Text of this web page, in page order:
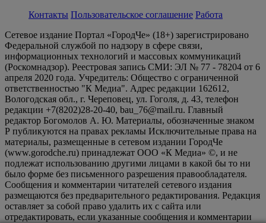
Контакты Пользовательское соглашение Работа
Сетевое издание Портал «ГородЧе» (18+) зарегистрировано
Федеральной службой по надзору в сфере связи,
информационных технологий и массовых коммуникаций
(Роскомнадзор). Реестровая запись СМИ: ЭЛ № 77 - 78204 от 6
апреля 2020 года. Учредитель: Общество с ограниченной
ответственностью "К Медиа". Адрес редакции 162612,
Вологодская обл., г. Череповец, ул. Гоголя, д. 43, телефон
редакции +7(8202)28-20-40, bau_76@mail.ru. Главный
редактор Богомолов А. Ю. Материалы, обозначенные знаком
Р публикуются на правах рекламы Исключительные права на
материалы, размещенные в сетевом издании ГородЧе
(www.gorodche.ru) принадлежат ООО «К Медиа» ©, и не
подлежат использованию другими лицами в какой бы то ни
было форме без письменного разрешения правообладателя.
Сообщения и комментарии читателей сетевого издания
размещаются без предварительного редактирования. Редакция
оставляет за собой право удалить их с сайта или
отредактировать, если указанные сообщения и комментарии